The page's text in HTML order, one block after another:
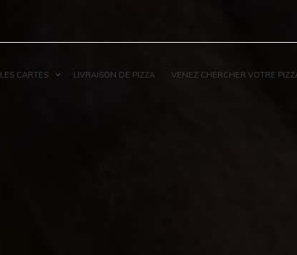
LES CARTES LIVRAISON DE PIZZA VENEZ CHERCHER VOTRE